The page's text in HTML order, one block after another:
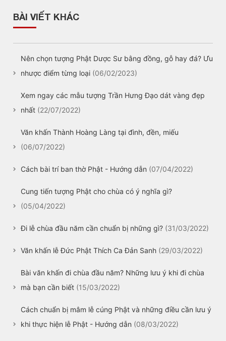
BÀI VIẾT KHÁC
Nên chọn tượng Phật Dược Sư bằng đồng, gỗ hay đá? Ưu
nhược điểm từng loại (06/02/2023)
Xem ngay các mẫu tượng Trần Hưng Đạo dát vàng đẹp
nhất (22/07/2022)
Văn khấn Thành Hoàng Làng tại đình, đền, miếu
(06/07/2022)
Cách bài trí ban thờ Phật - Hướng dẫn (07/04/2022)
Cung tiến tượng Phật cho chùa có ý nghĩa gì?
(05/04/2022)
Đi lễ chùa đầu năm cần chuẩn bị những gì? (31/03/2022)
Văn khấn lễ Đức Phật Thích Ca Đản Sanh (29/03/2022)
Bài văn khấn đi chùa đầu năm? Những lưu ý khi đi chùa
mà bạn cần biết (15/03/2022)
Cách chuẩn bị mâm lễ cúng Phật và những điều cần lưu ý
khi thực hiện lễ Phật - Hướng dẫn (08/03/2022)